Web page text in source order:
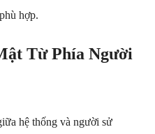
hợp.
Từ Phía Người
hệ thống và người sử